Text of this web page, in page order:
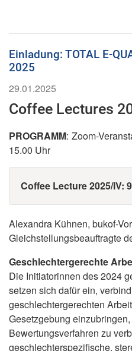
Einladung: TOTAL E-
2025
29.01.2025
Coffee Lectures
PROGRAMM: Zoom-
15.00 Uhr
Coffee Lecture 2025/IV:
Alexandra Kühnen, bukof-
Gleichstellungsbeauftragte
Geschlechtergerechte
Die Initiatorinnen des 2024
setzen sich dafür ein,
geschlechtergerechten
Gesetzgebung
Bewertungsverfahren zu
geschlechterspezifische,